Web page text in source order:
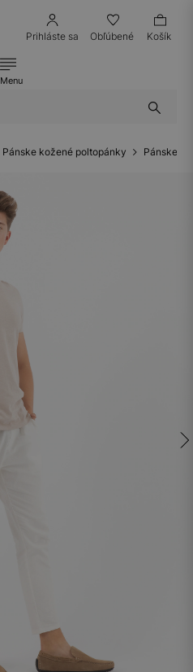
Prihláste sa Obľúbené Košík
Menu
Pánske kožené poltopánky Pánske